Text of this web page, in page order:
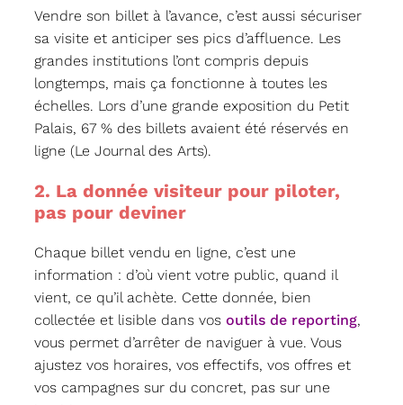
Vendre son billet à l’avance, c’est aussi sécuriser
sa visite et anticiper ses pics d’affluence. Les
grandes institutions l’ont compris depuis
longtemps, mais ça fonctionne à toutes les
échelles. Lors d’une grande exposition du Petit
Palais, 67 % des billets avaient été réservés en
ligne (Le Journal des Arts).
2. La donnée visiteur pour piloter,
pas pour deviner
Chaque billet vendu en ligne, c’est une
information : d’où vient votre public, quand il
vient, ce qu’il achète. Cette donnée, bien
collectée et lisible dans vos outils de reporting,
vous permet d’arrêter de naviguer à vue. Vous
ajustez vos horaires, vos effectifs, vos offres et
vos campagnes sur du concret, pas sur une